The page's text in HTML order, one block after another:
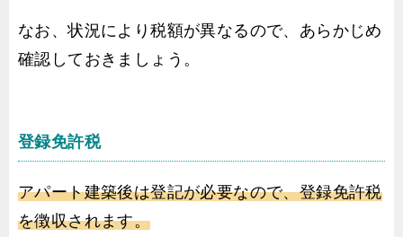
なお、状況により税額が異なるので、あらかじめ
確認しておきましょう。
登録免許税
アパート建築後は登記が必要なので、登録免許税
を徴収されます。